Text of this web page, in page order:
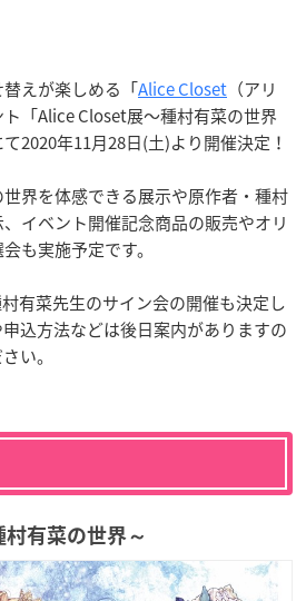
えが楽しめる「Alice Closet （アリ
「Alice Closet展～種村有菜の世界
2020年11月28日(土)より開催決定！
界を体感できる展示や原作者・種村
イベント開催記念商品の販売やオリ
も実施予定です。
有菜先生のサイン会の開催も決定し
込方法などは後日案内がありますの
い。
有菜の世界～